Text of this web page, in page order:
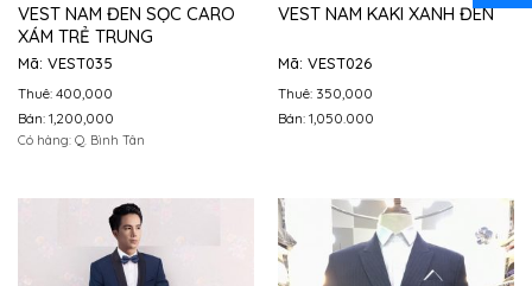
VEST NAM ĐEN SỌC CARO
XÁM TRẺ TRUNG
Mã: VEST035
Thuê: 400,000
Bán: 1,200,000
Có hàng: Q. Bình Tân
VEST NAM KAKI XANH ĐEN
Mã: VEST026
Thuê: 350,000
Bán: 1,050.000